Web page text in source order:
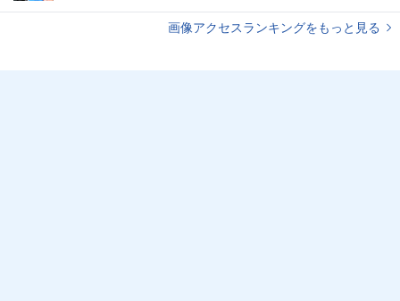
画像アクセスランキングをもっと見る